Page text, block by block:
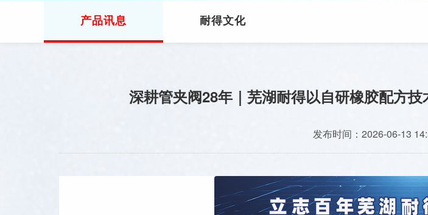
产品讯息 耐得文化
深耕管夹阀28年｜芜湖耐得以自研橡胶配方
发布时间： 2026-06-13